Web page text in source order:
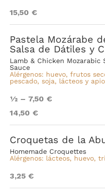
15,50 €
Pastela Mozárabe
Salsa de Dátiles y
Lamb & Chicken Mozarabic
Sauce
Alérgenos: huevo, frutos
pescado, soja, lácteos y apio
1⁄2 – 7,50 €
14,50 €
Croquetas de la
Homemade Croquettes
Alérgenos: lácteos, huevo,
3,25 €